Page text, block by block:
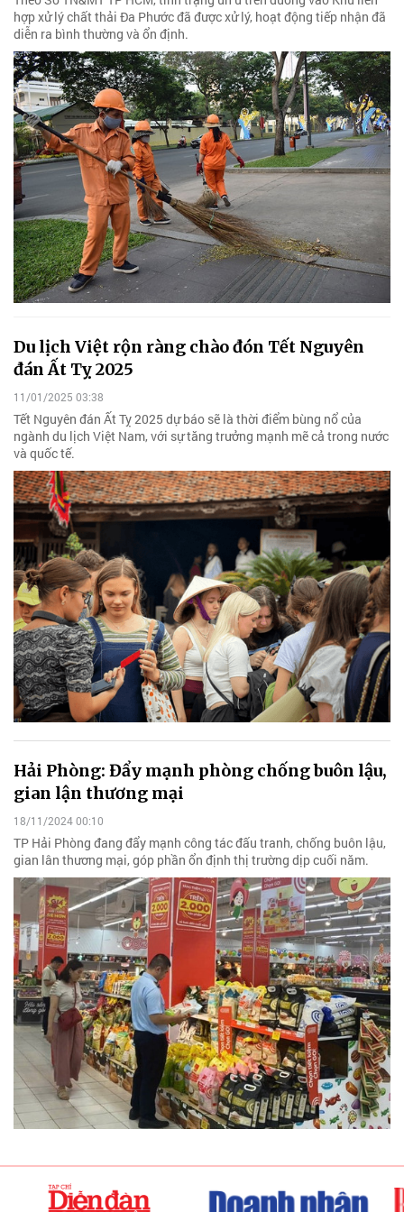
hợp xử lý chất thải Đa Phước đã được xử lý, hoạt động tiếp nhận đã
diễn ra bình thường và ổn định.
Du lịch Việt rộn ràng chào đón Tết Nguyên
đán Ất Tỵ 2025
11/01/2025 03:38
Tết Nguyên đán Ất Tỵ 2025 dự báo sẽ là thời điểm bùng nổ của
ngành du lịch Việt Nam, với sự tăng trưởng mạnh mẽ cả trong nước
và quốc tế.
Hải Phòng: Đẩy mạnh phòng chống buôn lậu,
gian lận thương mại
18/11/2024 00:10
TP Hải Phòng đang đẩy mạnh công tác đấu tranh, chống buôn lậu,
gian lân thương mại, góp phần ổn định thị trường dịp cuối năm.